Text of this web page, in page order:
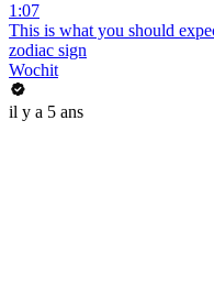
1:07
This is what you should
zodiac sign
Wochit
il y a 5 ans